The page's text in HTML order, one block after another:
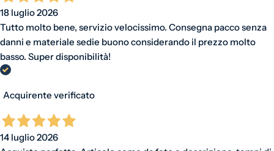
18 luglio 2026
Tutto molto bene, servizio velocissimo. Consegna pacco senza
danni e materiale sedie buono considerando il prezzo molto
basso. Super disponibilità!
Acquirente verificato
14 luglio 2026